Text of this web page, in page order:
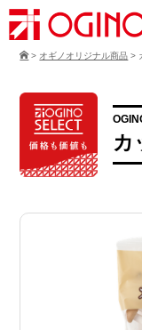
> オギノオリジナル商品 >
カ